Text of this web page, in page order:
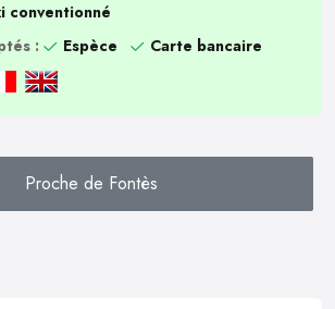
conventionné
:
Espèce
Carte bancaire
Proche de Fontès